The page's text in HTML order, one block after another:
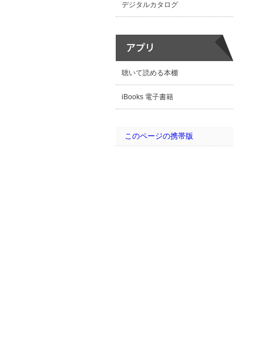
デジタルカタログ
聴いて読める本棚
iBooks 電子書籍
このページの携帯版